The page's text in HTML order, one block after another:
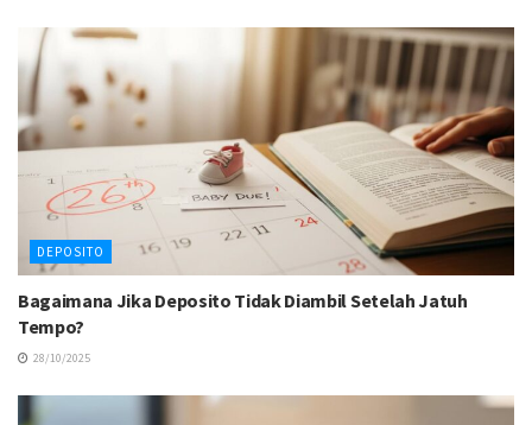
DEPOSITO
Bagaimana Jika Deposito Tidak Diambil Setelah Jatuh
Tempo?
28/10/2025